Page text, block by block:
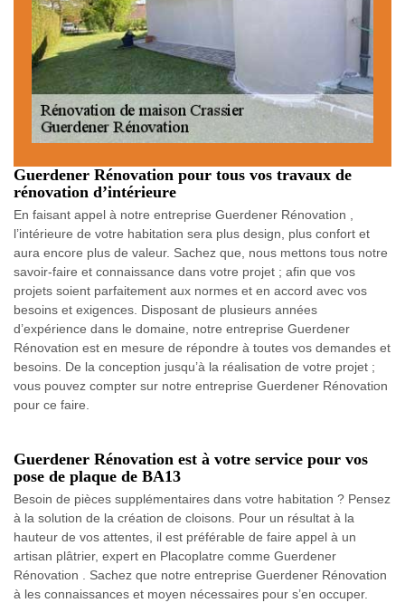
Guerdener Rénovation pour tous vos travaux de
rénovation d’intérieure
En faisant appel à notre entreprise Guerdener Rénovation ,
l’intérieure de votre habitation sera plus design, plus confort et
aura encore plus de valeur. Sachez que, nous mettons tous notre
savoir-faire et connaissance dans votre projet ; afin que vos
projets soient parfaitement aux normes et en accord avec vos
besoins et exigences. Disposant de plusieurs années
d’expérience dans le domaine, notre entreprise Guerdener
Rénovation est en mesure de répondre à toutes vos demandes et
besoins. De la conception jusqu’à la réalisation de votre projet ;
vous pouvez compter sur notre entreprise Guerdener Rénovation
pour ce faire.
Guerdener Rénovation est à votre service pour vos
pose de plaque de BA13
Besoin de pièces supplémentaires dans votre habitation ? Pensez
à la solution de la création de cloisons. Pour un résultat à la
hauteur de vos attentes, il est préférable de faire appel à un
artisan plâtrier, expert en Placoplatre comme Guerdener
Rénovation . Sachez que notre entreprise Guerdener Rénovation
à les connaissances et moyen nécessaires pour s’en occuper.